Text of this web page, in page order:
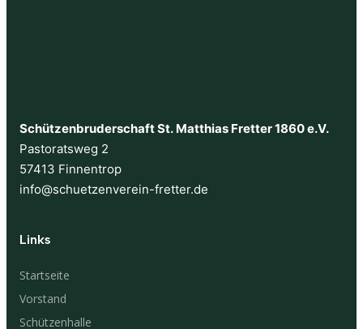
Schützenbruderschaft St. Matthias Fretter 1860 e.V.
Pastoratsweg 2
57413 Finnentrop
info@schuetzenverein-fretter.de
Links
Startseite
Vorstand
Schützenhalle